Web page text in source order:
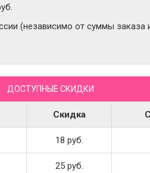
(независимо от суммы заказа
ДОСТУПНЫЕ СКИДКИ
Скидка
18 руб.
25 руб.